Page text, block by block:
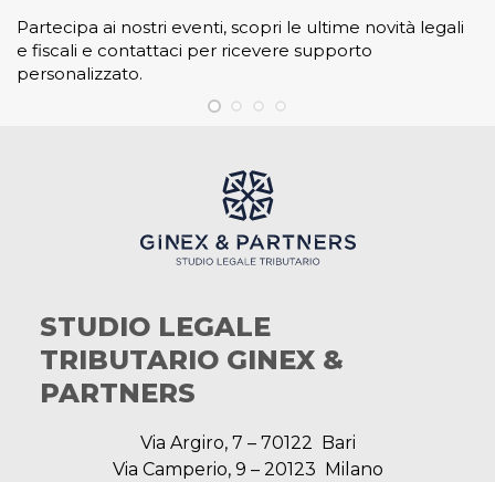
Partecipa ai nostri eventi, scopri le ultime novità legali
e fiscali e contattaci per ricevere supporto
personalizzato.
STUDIO LEGALE
TRIBUTARIO GINEX &
PARTNERS
Via Argiro, 7 – 70122 Bari
Via Camperio, 9 – 20123 Milano